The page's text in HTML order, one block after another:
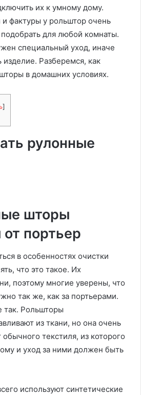
их к умному дому.
и фактуры у рольштор очень
для любой комнаты.
специальный уход, иначе
изделие. Разберемся, как
в домашних условиях.
]
рулонные
шторы
портьер
в особенностях очистки
что это такое. Их
поэтому многие уверены, что
так же, как за портьерами.
так. Рольшторы
из ткани, но она очень
обычного текстиля, из которого
и уход за ними должен быть
используют синтетические